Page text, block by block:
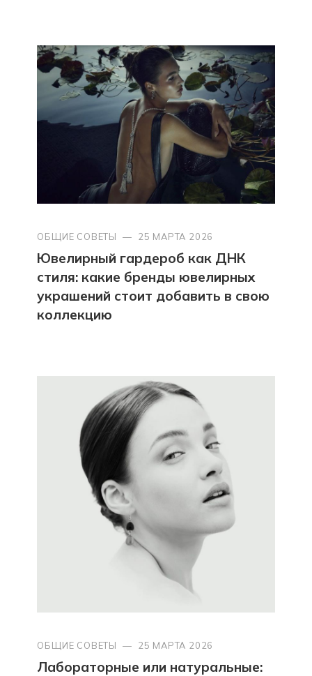
ОБЩИЕ СОВЕТЫ — 25 МАРТА 2026
Ювелирный гардероб как ДНК
стиля: какие бренды ювелирных
украшений стоит добавить в свою
коллекцию
ОБЩИЕ СОВЕТЫ — 25 МАРТА 2026
Лабораторные или натуральные: